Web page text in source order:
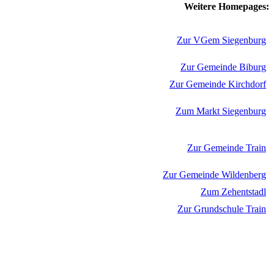
Weitere Homepages:
Zur VGem Siegenburg
Zur Gemeinde Biburg
Zur Gemeinde Kirchdorf
Zum Markt Siegenburg
Zur Gemeinde Train
Zur Gemeinde Wildenberg
Zum Zehentstadl
Zur Grundschule Train